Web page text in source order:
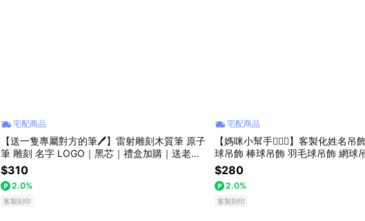
宅配商品
【送一隻專屬對方的筆🖊️】雷射雕刻木質筆 原子
筆 雕刻 名字 LOGO｜黑芯｜禮盒加購｜送老師/
送同事/交換禮物｜
$310
2.0%
客製刻印
宅配商品
【媽咪小幫手🧚🏻‍♀️】客製化姓名吊
球吊飾 棒球吊飾 羽毛球吊飾 網球
足球吊飾 畢業禮物
$280
2.0%
客製刻印